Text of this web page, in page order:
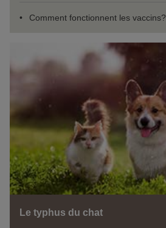
Comment fonctionnent les vaccins?
Le typhus du chat